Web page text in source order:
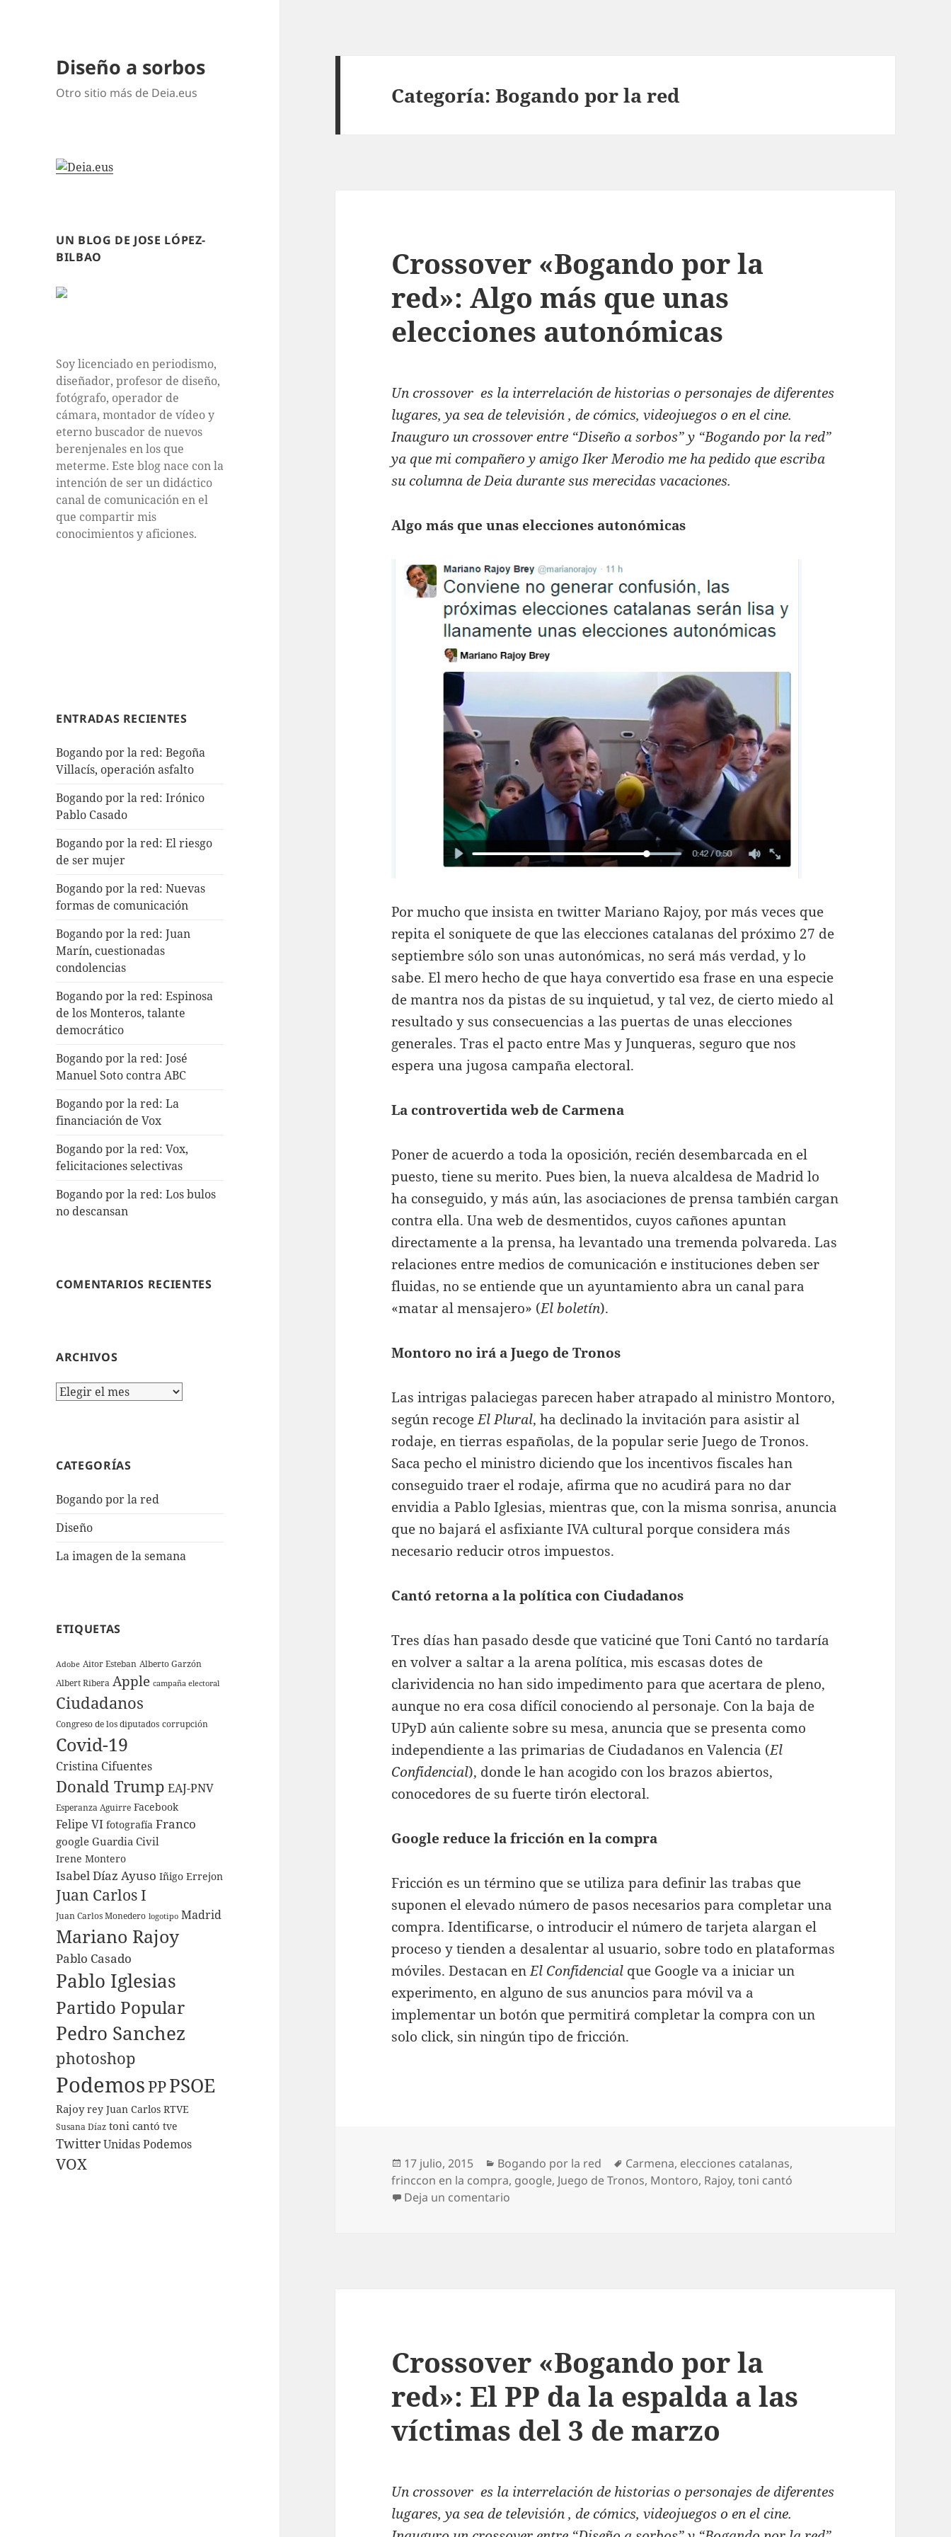
Diseño a sorbos
Otro sitio más de Deia.eus
UN BLOG DE JOSE LÓPEZ-
BILBAO
Soy licenciado en periodismo,
diseñador, profesor de diseño,
fotógrafo, operador de
cámara, montador de vídeo y
eterno buscador de nuevos
berenjenales en los que
meterme. Este blog nace con la
intención de ser un didáctico
canal de comunicación en el
que compartir mis
conocimientos y aficiones.
ENTRADAS RECIENTES
Bogando por la red: Begoña
Villacís, operación asfalto
Bogando por la red: Irónico
Pablo Casado
Bogando por la red: El riesgo
de ser mujer
Bogando por la red: Nuevas
formas de comunicación
Bogando por la red: Juan
Marín, cuestionadas
condolencias
Bogando por la red: Espinosa
de los Monteros, talante
democrático
Bogando por la red: José
Manuel Soto contra ABC
Bogando por la red: La
financiación de Vox
Bogando por la red: Vox,
felicitaciones selectivas
Bogando por la red: Los bulos
no descansan
COMENTARIOS RECIENTES
ARCHIVOS
Archivos
CATEGORÍAS
Bogando por la red
Diseño
La imagen de la semana
ETIQUETAS
Adobe Aitor Esteban Alberto Garzón
Albert Ribera Apple campaña electoral
Ciudadanos
Congreso de los diputados corrupción
Covid-19
Cristina Cifuentes
Donald Trump EAJ-PNV
Esperanza Aguirre Facebook
Felipe VI fotografía Franco
google Guardia Civil
Irene Montero
Isabel Díaz Ayuso Iñigo Errejon
Juan Carlos I
Juan Carlos Monedero logotipo Madrid
Mariano Rajoy
Pablo Casado
Pablo Iglesias
Partido Popular
Pedro Sanchez
photoshop
PodemosPPPSOE
Rajoy rey Juan Carlos RTVE
Susana Díaz toni cantó tve
TwitterUnidas Podemos
VOX
Categoría:Bogando por la red
Crossover «Bogando por la
red»: Algo más que unas
elecciones autonómicas
Un crossover es la interrelación de historias o personajes de diferentes
lugares, ya sea de televisión , de cómics, videojuegos o en el cine.
Inauguro un crossover entre “Diseño a sorbos” y “Bogando por la red”
ya que mi compañero y amigo Iker Merodio me ha pedido que escriba
su columna de Deia durante sus merecidas vacaciones.
Algo más que unas elecciones autonómicas
Por mucho que insista en twitter Mariano Rajoy, por más veces que
repita el soniquete de que las elecciones catalanas del próximo 27 de
septiembre sólo son unas autonómicas, no será más verdad, y lo
sabe. El mero hecho de que haya convertido esa frase en una especie
de mantra nos da pistas de su inquietud, y tal vez, de cierto miedo al
resultado y sus consecuencias a las puertas de unas elecciones
generales. Tras el pacto entre Mas y Junqueras, seguro que nos
espera una jugosa campaña electoral.
La controvertida web de Carmena
Poner de acuerdo a toda la oposición, recién desembarcada en el
puesto, tiene su merito. Pues bien, la nueva alcaldesa de Madrid lo
ha conseguido, y más aún, las asociaciones de prensa también cargan
contra ella. Una web de desmentidos, cuyos cañones apuntan
directamente a la prensa, ha levantado una tremenda polvareda. Las
relaciones entre medios de comunicación e instituciones deben ser
fluidas, no se entiende que un ayuntamiento abra un canal para
«matar al mensajero» (El boletín).
Montoro no irá a Juego de Tronos
Las intrigas palaciegas parecen haber atrapado al ministro Montoro,
según recogeEl Plural, ha declinado la invitación para asistir al
rodaje, en tierras españolas, de la popular serie Juego de Tronos.
Saca pecho el ministro diciendo que los incentivos fiscales han
conseguido traer el rodaje, afirma que no acudirá para no dar
envidia a Pablo Iglesias, mientras que, con la misma sonrisa, anuncia
que no bajará el asfixiante IVA cultural porque considera más
necesario reducir otros impuestos.
Cantó retorna a la política con Ciudadanos
Tres días han pasado desde que vaticiné que Toni Cantó no tardaría
en volver a saltar a la arena política, mis escasas dotes de
clarividencia no han sido impedimento para que acertara de pleno,
aunque no era cosa difícil conociendo al personaje. Con la baja de
UPyD aún caliente sobre su mesa, anuncia que se presenta como
independiente a las primarias de Ciudadanos en Valencia (El
Confidencial), donde le han acogido con los brazos abiertos,
conocedores de su fuerte tirón electoral.
Google reduce la fricción en la compra
Fricción es un término que se utiliza para definir las trabas que
suponen el elevado número de pasos necesarios para completar una
compra. Identificarse, o introducir el número de tarjeta alargan el
proceso y tienden a desalentar al usuario, sobre todo en plataformas
móviles. Destacan enEl Confidencial que Google va a iniciar un
experimento, en alguno de sus anuncios para móvil va a
implementar un botón que permitirá completar la compra con un
solo click, sin ningún tipo de fricción.
Publicado
el
17 julio, 2015 Categorías
Bogando por la red Etiquetas
Carmena, elecciones catalanas,
frinccon en la compra, google, Juego de Tronos, Montoro, Rajoy,toni cantó
Deja un comentario
Crossover «Bogando por la
red»: El PP da la espalda a las
víctimas del 3 de marzo
Un crossover es la interrelación de historias o personajes de diferentes
lugares, ya sea de televisión , de cómics, videojuegos o en el cine.